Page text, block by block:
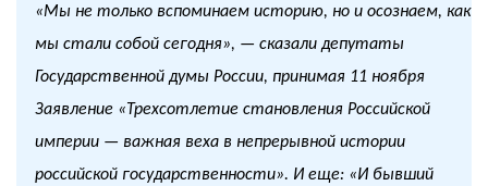
«Мы не только вспоминаем историю, но и осознаем, как
мы стали собой сегодня», — сказали депутаты
Государственной думы России, принимая 11 ноября
Заявление «Трехсотлетие становления Российской
империи — важная веха в непрерывной истории
российской государственности». И еще: «И бывший